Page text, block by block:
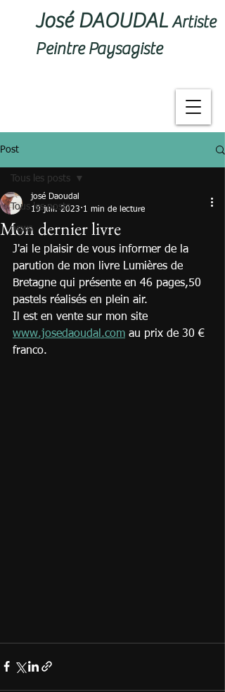
José DAOUDAL Artiste
Peintre Paysagiste
Post
Tous les posts
news
Tous les posts
Mon dernier livre
josé Daoudal
19 juil. 2023 1 min de lecture
J'ai le plaisir de vous informer de la
parution de mon livre Lumières de
Bretagne qui présente en 46 pages,50
pastels réalisés en plein air.
Il est en vente sur mon site
www.josedaoudal.com au prix de 30 €
franco.